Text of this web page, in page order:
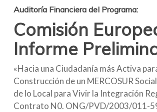
Auditoría Financiera del Programa:
Comisión
Informe
«Hacia una Ciudadanía más Activa
Construcción de un MERCOSUR
de lo Local para Vivir la Integración
Contrato N0. ONG/PVD/2003/011-